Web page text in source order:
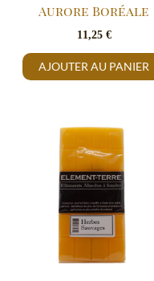
Aurore Boréale
11,25 €
AJOUTER AU PANIER